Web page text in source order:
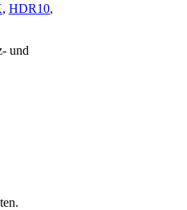
, HDR10,
und